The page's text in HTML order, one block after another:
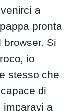
a
pronta
browser. Si
io
stesso che
di
imparavi a